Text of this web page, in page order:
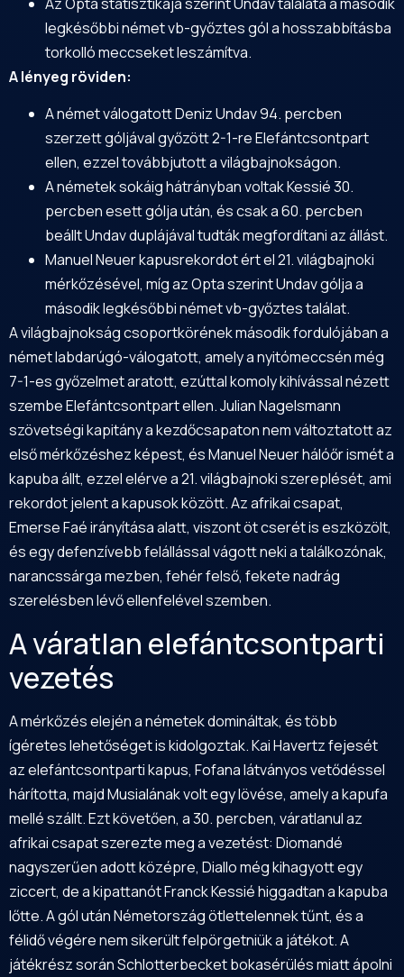
legkésőbbi német vb-győztes gól a hosszabbításba
torkolló meccseket leszámítva.
A lényeg röviden:
A német válogatott Deniz Undav 94. percben
szerzett góljával győzött 2-1-re Elefántcsontpart
ellen, ezzel továbbjutott a világbajnokságon.
A németek sokáig hátrányban voltak Kessié 30.
percben esett gólja után, és csak a 60. percben
beállt Undav duplájával tudták megfordítani az állást.
Manuel Neuer kapusrekordot ért el 21. világbajnoki
mérkőzésével, míg az Opta szerint Undav gólja a
második legkésőbbi német vb-győztes találat.
A világbajnokság csoportkörének második fordulójában a
német labdarúgó-válogatott, amely a nyitómeccsén még
7-1-es győzelmet aratott, ezúttal komoly kihívással nézett
szembe Elefántcsontpart ellen. Julian Nagelsmann
szövetségi kapitány a kezdőcsapaton nem változtatott az
első mérkőzéshez képest, és Manuel Neuer hálóőr ismét a
kapuba állt, ezzel elérve a 21. világbajnoki szereplését, ami
rekordot jelent a kapusok között. Az afrikai csapat,
Emerse Faé irányítása alatt, viszont öt cserét is eszközölt,
és egy defenzívebb felállással vágott neki a találkozónak,
narancssárga mezben, fehér felső, fekete nadrág
szerelésben lévő ellenfelével szemben.
A váratlan elefántcsontparti
vezetés
A mérkőzés elején a németek domináltak, és több
ígéretes lehetőséget is kidolgoztak. Kai Havertz fejesét
az elefántcsontparti kapus, Fofana látványos vetődéssel
hárította, majd Musialának volt egy lövése, amely a kapufa
mellé szállt. Ezt követően, a 30. percben, váratlanul az
afrikai csapat szerezte meg a vezetést: Diomandé
nagyszerűen adott középre, Diallo még kihagyott egy
ziccert, de a kipattanót Franck Kessié higgadtan a kapuba
lőtte. A gól után Németország ötlettelennek tűnt, és a
félidő végére nem sikerült felpörgetniük a játékot. A
játékrész során Schlotterbecket bokasérülés miatt ápolni